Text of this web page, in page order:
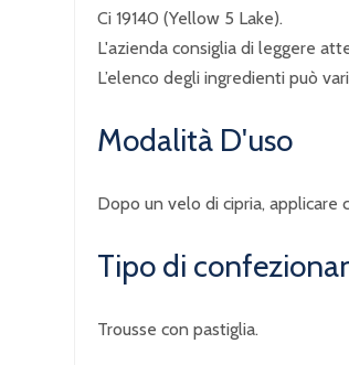
Ci 19140 (Yellow 5 Lake).
L'azienda consiglia di leggere
L’elenco degli ingredienti può
Modalità D'uso
Dopo un velo di cipria,
Tipo di
Trousse con pastiglia.